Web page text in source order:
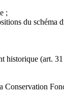
;
du schéma
historique (art.
Conservation